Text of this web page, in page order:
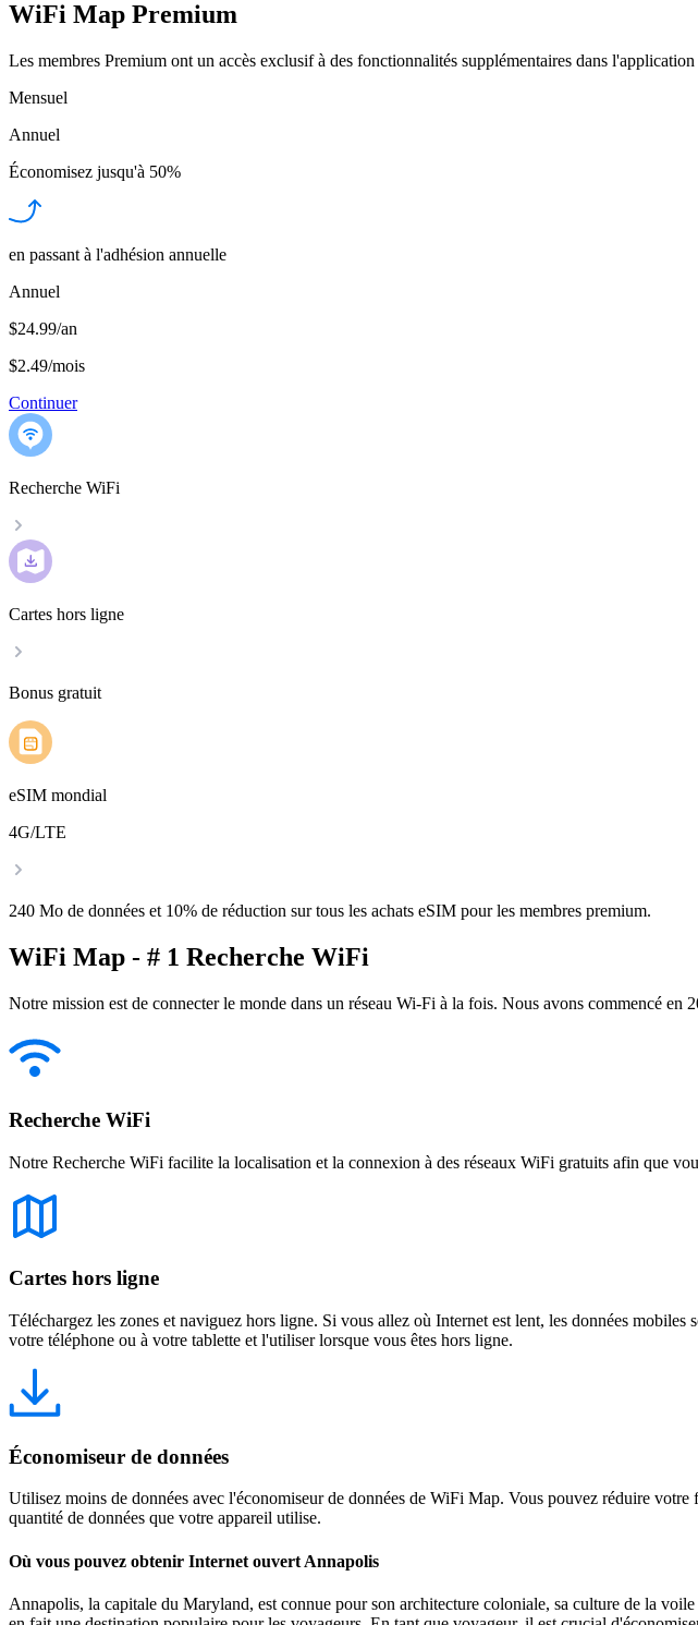
WiFi Map Premium
Les membres Premium ont un accès exclusif à des fonctionnalités supplémentaires dans l'application
Mensuel
Annuel
Économisez jusqu'à 50%
en passant à l'adhésion annuelle
Annuel
$24.99/an
$2.49/mois
Continuer
Recherche WiFi
Cartes hors ligne
Bonus gratuit
eSIM mondial
4G/LTE
240 Mo de données et 10% de réduction sur tous les achats eSIM pour les membres premium.
WiFi Map - # 1 Recherche WiFi
Notre mission est de connecter le monde dans un réseau Wi-Fi à la fois. Nous avons commencé en
Recherche WiFi
Notre Recherche WiFi facilite la localisation et la connexion à des réseaux WiFi gratuits afin que
Cartes hors ligne
Téléchargez les zones et naviguez hors ligne. Si vous allez où Internet est lent, les données
votre téléphone ou à votre tablette et l'utiliser lorsque vous êtes hors ligne.
Économiseur de données
Utilisez moins de données avec l'économiseur de données de WiFi Map. Vous pouvez réduire
quantité de données que votre appareil utilise.
Où vous pouvez obtenir Internet ouvert Annapolis
Annapolis, la capitale du Maryland, est connue pour son architecture coloniale, sa culture de la